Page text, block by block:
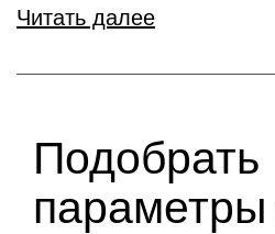
Читать далее
Подобрать